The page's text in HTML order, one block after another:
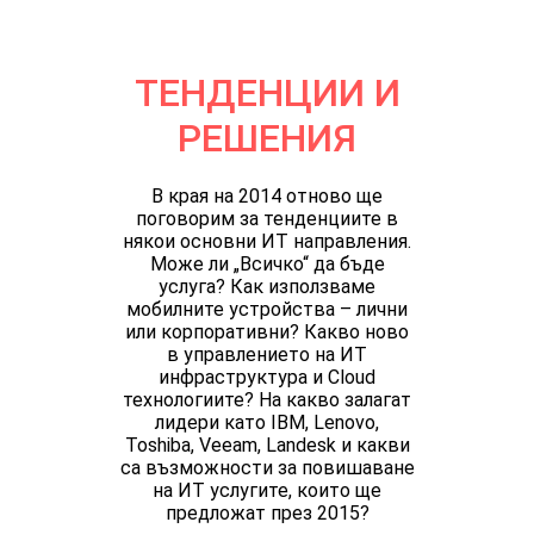
ТЕНДЕНЦИИ И
РЕШЕНИЯ
В края на 2014 отново ще
поговорим за тенденциите в
някои основни ИТ направления.
Може ли „Всичко“ да бъде
услуга? Как използваме
мобилните устройства – лични
или корпоративни? Какво ново
в управлението на ИТ
инфраструктура и Cloud
технологиите? На какво залагат
лидери като IBM, Lenovo,
Toshiba, Veeam, Landesk и какви
са възможности за повишаване
на ИТ услугите, които ще
предложат през 2015?